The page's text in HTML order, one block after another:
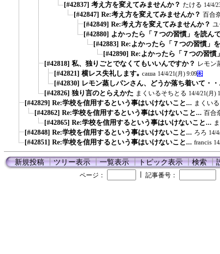
[#42837] 考え方を変えてみませんか？ たける 14/4/
[#42847] Re:考え方を変えてみませんか？ 百合
[#42849] Re:考え方を変えてみませんか？
[#42880] よかったら「７つの習慣」を読ん
[#42883] Re:よかったら「７つの習慣」
[#42890] Re:よかったら「７つの習慣
[#42818] 私、独りごとでなくてもいいんですか？ レモン
[#42821] 横レス失礼します｡ саша 14/4/21(月) 9:09
[#42830] レモン蒸しパンさん、どうか落ち着いて・
[#42826] 独り言のとらえかた まくいるそちとる 14/4/21(月)
[#42829] Re:学校を信用するという事はいけないこと... まくい
[#42862] Re:学校を信用するという事はいけないこと... 百合
[#42865] Re:学校を信用するという事はいけないこと...
[#42848] Re:学校を信用するという事はいけないこと... ろろ 14/
[#42851] Re:学校を信用するという事はいけないこと... francis
新規投稿┃ツリー表示┃一覧表示┃トピック表示┃検索┃
ページ： 記事番号：